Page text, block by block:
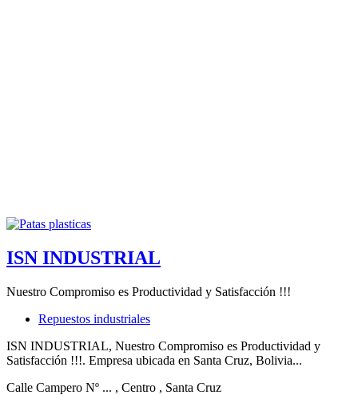
ISN INDUSTRIAL
Nuestro Compromiso es Productividad y Satisfacción !!!
Repuestos industriales
ISN INDUSTRIAL, Nuestro Compromiso es Productividad y
Satisfacción !!!. Empresa ubicada en Santa Cruz, Bolivia...
Calle Campero Nº ... , Centro , Santa Cruz